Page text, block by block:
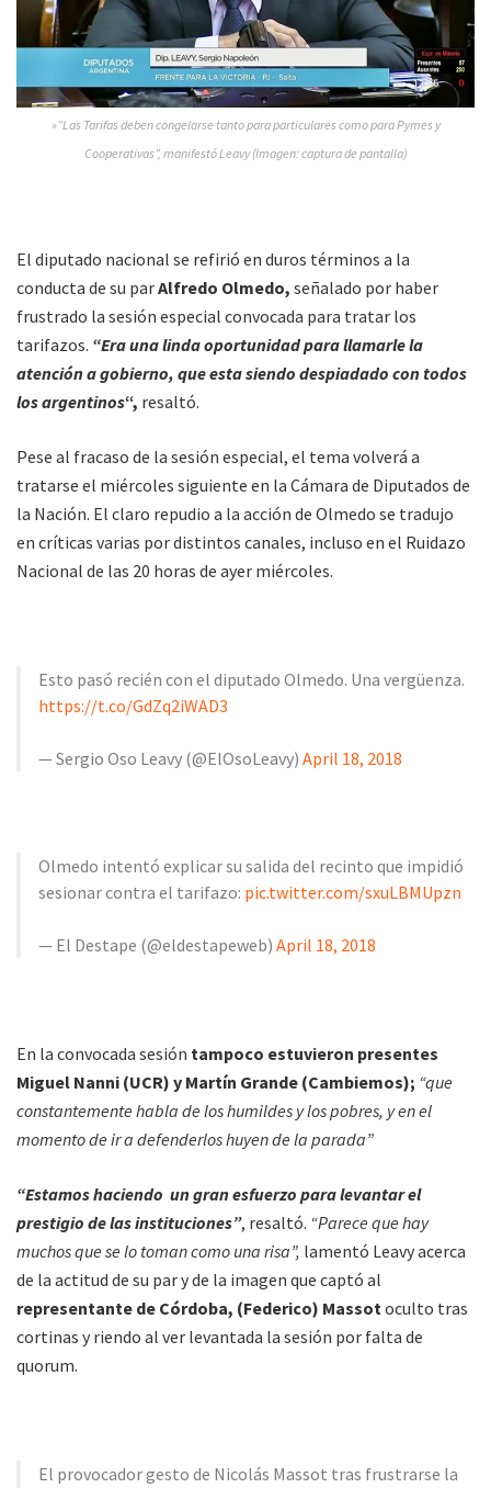
»”Las Tarifas deben congelarse tanto para particulares como para Pymes y
Cooperativas”, manifestó Leavy (Imagen: captura de pantalla)
El diputado nacional se refirió en duros términos a la
conducta de su parAlfredo Olmedo, señalado por haber
frustrado la sesión especial convocada para tratar los
tarifazos. “Era una linda oportunidad para llamarle la
atención a gobierno, que esta siendo despiadado con todos
los argentinos“, resaltó.
Pese al fracaso de la sesión especial, el tema volverá a
tratarse el miércoles siguiente en la Cámara de Diputados de
la Nación. El claro repudio a la acción de Olmedo se tradujo
en críticas varias por distintos canales, incluso en el Ruidazo
Nacional de las 20 horas de ayer miércoles.
Esto pasó recién con el diputado Olmedo. Una vergüenza.
https://t.co/GdZq2iWAD3
— Sergio Oso Leavy (@ElOsoLeavy) April 18, 2018
Olmedo intentó explicar su salida del recinto que impidió
sesionar contra el tarifazo: pic.twitter.com/sxuLBMUpzn
— El Destape (@eldestapeweb) April 18, 2018
En la convocada sesión tampoco estuvieron presentes
Miguel Nanni (UCR) y Martín Grande (Cambiemos); “que
constantemente habla de los humildes y los pobres, y en el
momento de ir a defenderlos huyen de la parada”
“Estamos haciendo un gran esfuerzo para levantar el
prestigio de las instituciones”, resaltó. “Parece que hay
muchos que se lo toman como una risa”, lamentó Leavy acerca
de la actitud de su par y de la imagen que captó al
representante de Córdoba, (Federico) Massotoculto tras
cortinas y riendo al ver levantada la sesión por falta de
quorum.
El provocador gesto de Nicolás Massot tras frustrarse la